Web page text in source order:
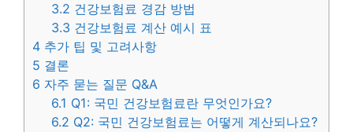
3.2 건강보험료 경감 방법
3.3 건강보험료 계산 예시 표
4 추가 팁 및 고려사항
5 결론
6 자주 묻는 질문 Q&A
6.1 Q1: 국민 건강보험료란 무엇인가요?
6.2 Q2: 국민 건강보험료는 어떻게 계산되나요?